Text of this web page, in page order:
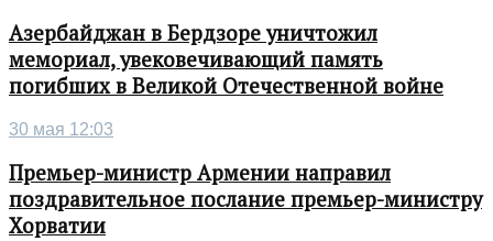
Азербайджан в Бердзоре уничтожил
мемориал, увековечивающий память
погибших в Великой Отечественной войне
30 мая 12:03
Премьер-министр Армении направил
поздравительное послание премьер-министру
Хорватии